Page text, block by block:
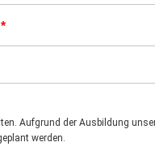
Aufgrund der Ausbildung
werden.